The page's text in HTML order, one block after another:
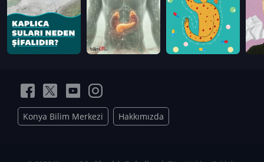
Konya Bilim Merkezi Hakkımızda